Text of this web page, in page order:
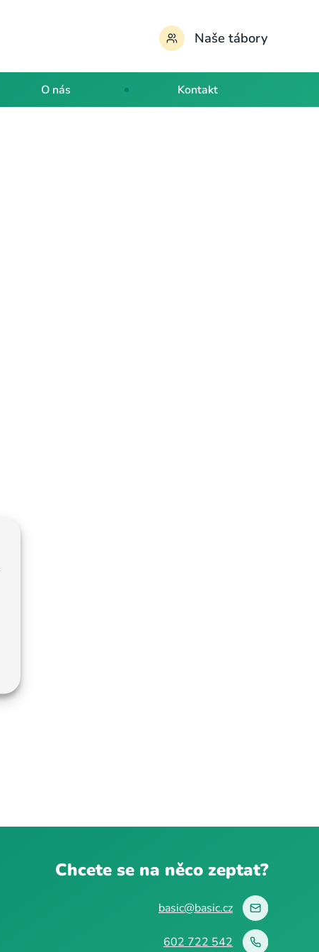
Naše tábory
O nás Kontakt
Chcete se na něco zeptat?
basic@basic.cz
602 722 542